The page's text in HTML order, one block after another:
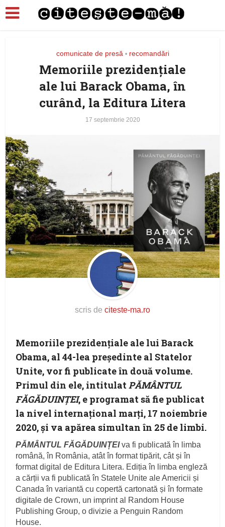
comunicate de presă • recomandări
Memoriile prezidențiale
ale lui Barack Obama, în
curând, la Editura Litera
17 septembrie 2020
scris de citeste-ma.ro
Memoriile prezidențiale ale lui Barack
Obama, al 44-lea președinte al Statelor
Unite, vor fi publicate în două volume.
Primul din ele, intitulat PĂMÂNTUL
FĂGĂDUINȚEI, e programat să fie publicat
la nivel internațional marți, 17 noiembrie
2020, și va apărea simultan în 25 de limbi.
PĂMÂNTUL FĂGĂDUINȚEIva fi publicată în limba
română, în România, atât în format tipărit, cât și în
format digital de Editura Litera. Ediția în limba engleză
a cărții va fi publicată în Statele Unite ale Americii și
Canada în variantă cu copertă cartonată și în formate
digitale de Crown, un imprint al Random House
Publishing Group, o divizie a Penguin Random
House.